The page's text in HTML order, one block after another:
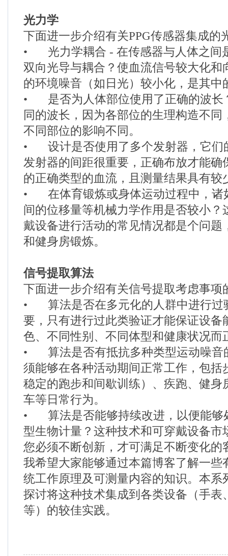
光力学
下面进一步介绍有关PPG传感器集成的
•
光力学耦合 - 在传感器与人体之间
双向光导与耦合？使血流信号较大化和
的环境噪音（如日光）较小化，是其中
•
是否为人体部位使用了正确的波长
同的波长，因为各部位的生理构造不同
不同部位的影响不同。
•
设计是否使用了多个发射器，它们
发射器的间距很重要，正确布放才能确
的正确类型的血流，且测量结果具有较
•
在体育锻炼或身体运动过程中，诸
间的位移量等机械力学作用是否较小？
戴设备进行活动的常见情况都是个问题
和健身房锻炼。
信号提取算法
下面进一步介绍有关信号提取考虑事项
•
算法是否在多元化的人群中进行过
要，只有进行过此类验证才能保证设备
色、不同性别、不同体型和健康状况而
•
算法是否有抵抗多种类型运动噪音
须能够在各种活动期间正常工作，包括
稳定的跑步和间歇训练）、疾跑、健身
车等日常行为。
•
算法是否能够持续改进，以便能够
型生物计量？这种技术和可穿戴设备市
您必须不断创新，才可满足不断变化的
我希望大家能够通过本篇博客了解一些
统工作原理及可测量内容的知识。本系
探讨将这种技术集成到各类设备（手表
等）的较佳实践。